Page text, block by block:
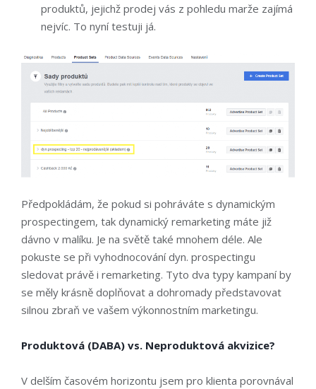
produktů, jejichž prodej vás z pohledu marže zajímá
nejvíc. To nyní testuji já.
Předpokládám, že pokud si pohráváte s dynamickým
prospectingem, tak dynamický remarketing máte již
dávno v malíku. Je na světě také mnohem déle. Ale
pokuste se při vyhodnocování dyn. prospectingu
sledovat právě i remarketing. Tyto dva typy kampaní by
se měly krásně doplňovat a dohromady představovat
silnou zbraň ve vašem výkonnostním marketingu.
Produktová (DABA) vs. Neproduktová akvizice?
V delším časovém horizontu jsem pro klienta porovnával